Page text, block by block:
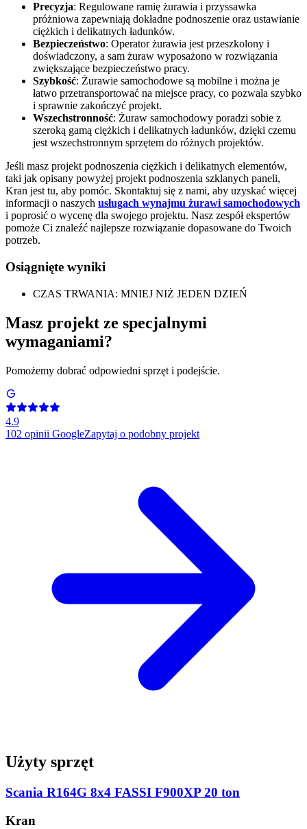
Precyzja: Regulowane ramię żurawia i przyssawka
próżniowa zapewniają dokładne podnoszenie oraz ustawianie
ciężkich i delikatnych ładunków.
Bezpieczeństwo: Operator żurawia jest przeszkolony i
doświadczony, a sam żuraw wyposażono w rozwiązania
zwiększające bezpieczeństwo pracy.
Szybkość: Żurawie samochodowe są mobilne i można je
łatwo przetransportować na miejsce pracy, co pozwala szybko
i sprawnie zakończyć projekt.
Wszechstronność: Żuraw samochodowy poradzi sobie z
szeroką gamą ciężkich i delikatnych ładunków, dzięki czemu
jest wszechstronnym sprzętem do różnych projektów.
Jeśli masz projekt podnoszenia ciężkich i delikatnych elementów,
taki jak opisany powyżej projekt podnoszenia szklanych paneli,
Kran jest tu, aby pomóc. Skontaktuj się z nami, aby uzyskać więcej
informacji o naszych usługach wynajmu żurawi samochodowych
i poprosić o wycenę dla swojego projektu. Nasz zespół ekspertów
pomoże Ci znaleźć najlepsze rozwiązanie dopasowane do Twoich
potrzeb.
Osiągnięte wyniki
CZAS TRWANIA: MNIEJ NIŻ JEDEN DZIEŃ
Masz projekt ze specjalnymi
wymaganiami?
Pomożemy dobrać odpowiedni sprzęt i podejście.
4.9
102 opinii GoogleZapytaj o podobny projekt
Użyty sprzęt
Scania R164G 8x4 FASSI F900XP 20 ton
Kran